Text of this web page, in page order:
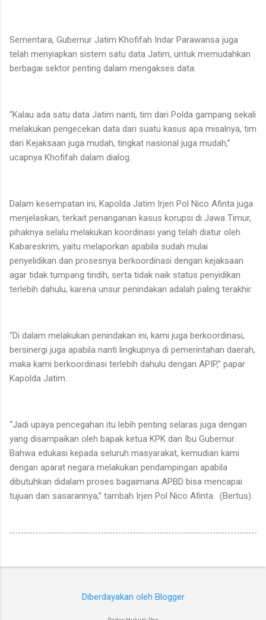
Sementara, Gubernur Jatim Khofifah Indar Parawansa juga
telah menyiapkan sistem satu data Jatim, untuk memudahkan
berbagai sektor penting dalam mengakses data.
“Kalau ada satu data Jatim nanti, tim dari Polda gampang sekali
melakukan pengecekan data dari suatu kasus apa misalnya, tim
dari Kejaksaan juga mudah, tingkat nasional juga mudah,”
ucapnya Khofifah dalam dialog.
Dalam kesempatan ini, Kapolda Jatim Irjen Pol Nico Afinta juga
menjelaskan, terkait penanganan kasus korupsi di Jawa Timur,
pihaknya selalu melakukan koordinasi yang telah diatur oleh
Kabareskrim, yaitu melaporkan apabila sudah mulai
penyelidikan dan prosesnya berkoordinasi dengan kejaksaan
agar tidak tumpang tindih, serta tidak naik status penyidikan
terlebih dahulu, karena unsur penindakan adalah paling terakhir.
“Di dalam melakukan penindakan ini, kami juga berkoordinasi,
bersinergi juga apabila nanti lingkupnya di pemerintahan daerah,
maka kami berkoordinasi terlebih dahulu dengan APIP,” papar
Kapolda Jatim.
“Jadi upaya pencegahan itu lebih penting selaras juga dengan
yang disampaikan oleh bapak ketua KPK dan Ibu Gubernur.
Bahwa edukasi kepada seluruh masyarakat, kemudian kami
dengan aparat negara melakukan pendampingan apabila
dibutuhkan didalam proses bagaimana APBD bisa mencapai
tujuan dan sasarannya,” tambah Irjen Pol Nico Afinta. (Bertus).
Diberdayakan oleh Blogger